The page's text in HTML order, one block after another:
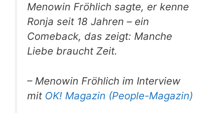
Menowin Fröhlich sagte, er kenne
Ronja seit 18 Jahren – ein
Comeback, das zeigt: Manche
Liebe braucht Zeit.
– Menowin Fröhlich im Interview
mit OK! Magazin (People-Magazin)